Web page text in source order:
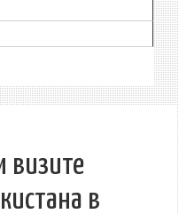
визите
в